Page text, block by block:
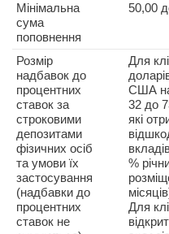
Мінімальна
сума
поповнення
50,00
Розмір
надбавок до
процентних
ставок за
строковими
депозитами
фізичних осіб
та умови їх
застосування
(надбавки до
процентних
ставок не
Для
США на
32 до
які
%
Для